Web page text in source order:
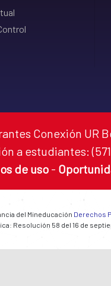
Conexión UR
a estudiantes:
de uso -
del Mineducación Derechos
Resolución 58 del 16 de